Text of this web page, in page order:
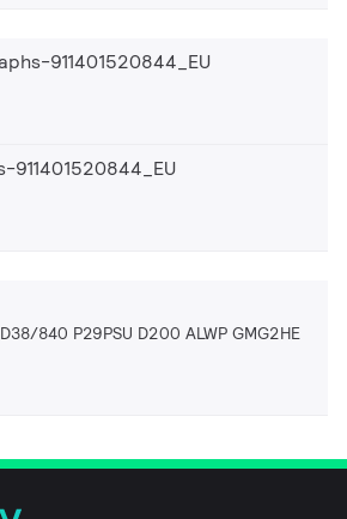
911401520844_EU
840 P29PSU D200 ALWP GMG2HE